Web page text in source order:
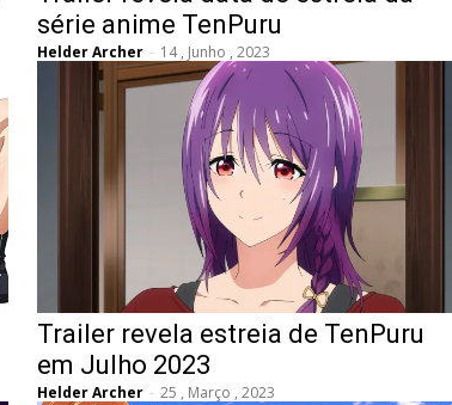
série anime TenPuru
Helder Archer - 14 , Junho , 2023
Trailer revela estreia de TenPuru
em Julho 2023
Helder Archer - 25 , Março , 2023